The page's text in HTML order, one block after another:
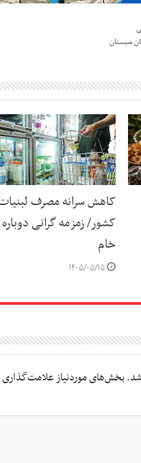
سیستان
کاهش سرانه مصرف
کشور/ زمزمه گرانی
خام
۱۴۰۵/۰۵/۱۵
بخش‌های موردنیاز